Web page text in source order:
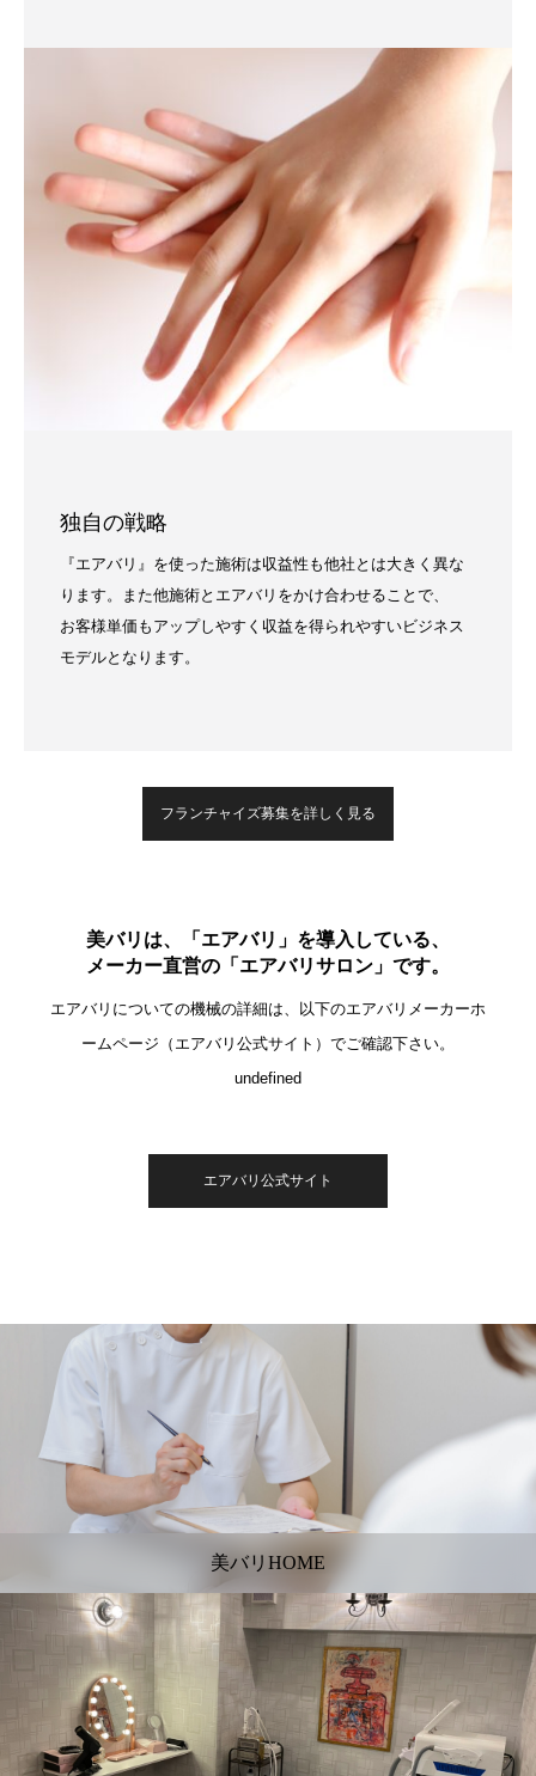
独自の戦略
『エアバリ』を使った施術は収益性も他社とは大きく異な
ります。また他施術とエアバリをかけ合わせることで、
お客様単価もアップしやすく収益を得られやすいビジネス
モデルとなります。
フランチャイズ募集を詳しく見る
美バリは、「エアバリ」を導入している、
メーカー直営の「エアバリサロン」です。
エアバリについての機械の詳細は、以下のエアバリメーカーホ
ームページ（エアバリ公式サイト）でご確認下さい。
undefined
エアバリ公式サイト
美バリHOME